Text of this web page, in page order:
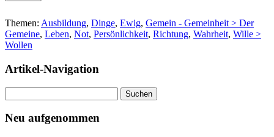
Themen: Ausbildung, Dinge, Ewig, Gemein - Gemeinheit > Der
Gemeine, Leben, Not, Persönlichkeit, Richtung, Wahrheit, Wille >
Wollen
Artikel-Navigation
nach:
Neu aufgenommen